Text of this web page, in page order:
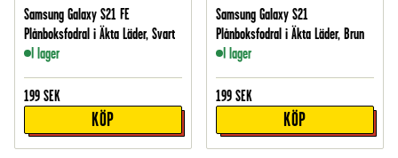
Samsung Galaxy S21 FE
Plånboksfodral i Äkta Läder, Svart
I lager
199 SEK
KÖP
Samsung Galaxy S21
Plånboksfodral i Äkta Läder, Brun
I lager
199 SEK
KÖP